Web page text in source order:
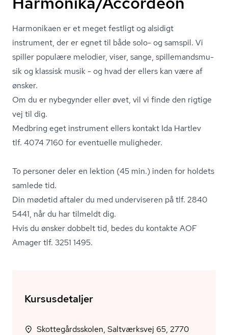
Harmonikaen er et meget festligt og alsidigt
instrument, der er egnet til både solo- og samspil. Vi
spiller populære melodier, viser, sange, spil­le­mands­mu­
sik og klassisk musik - og hvad der ellers kan være af
ønsker.
Om du er nybegynder eller øvet, vil vi finde den rigtige
vej til dig.
Medbring eget instrument ellers kontakt Ida Hartlev
tlf. 4074 7160 for eventuelle muligheder.
To personer deler en lektion (45 min.) inden for holdets
samlede tid.
Din mødetid aftaler du med underviseren på tlf. 2840
5441, når du har tilmeldt dig.
Hvis du ønsker dobbelt tid, bedes du kontakte AOF
Amager tlf. 3251 1495.
Kursusdetaljer
Skottegårdsskolen, Saltværksvej 65, 2770